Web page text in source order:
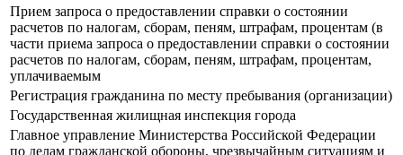
Прием запроса о предоставлении справки о состоянии
расчетов по налогам, сборам, пеням, штрафам, процентам (в
части приема запроса о предоставлении справки о состоянии
расчетов по налогам, сборам, пеням, штрафам, процентам,
уплачиваемым
Регистрация гражданина по месту пребывания (организации)
Государственная жилищная инспекция города
Главное управление Министерства Российской Федерации
по делам гражданской обороны, чрезвычайным ситуациям и